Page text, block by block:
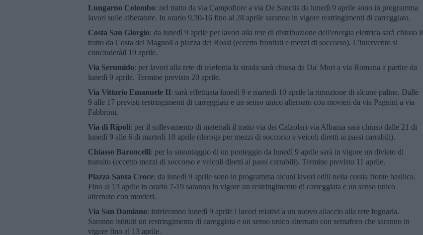
Lungarno Colombo: nel tratto da via Campofiore a via De Sanctis da lunedì 9 aprile sono in programma
lavori sulle alberature. In orario 9.30-16 fino al 28 aprile saranno in vigore restringimenti di carreggiata.
Costa San Giorgio: da lunedì 9 aprile per lavori alla rete di distribuzione dell'energia elettrica sarà chiuso il
tratto da Costa dei Magnoli a piazza dei Rossi (eccetto frontisti e mezzi di soccorso). L'intervento si
concluderàil 19 aprile.
Via Serumido: per lavori alla rete di telefonia la strada sarà chiusa da Da' Mori a via Romana a partire da
lunedì 9 aprile. Termine previsto 20 aprile.
Via Vittorio Emanuele II: sarà effettuata lunedì 9 e martedì 10 aprile la rimozione di alcune paline. Dalle
9 alle 17 previsti restringimenti di carreggiata e un senso unico alternato con movieri da via Pagnini a via
Fabbroni.
Via di Ripoli: per il sollevamento di materiali il tratto via dei Calzolari-via Albania sarà chiuso dalle 21 di
lunedì 9 alle 6 di martedì 10 aprile (deroga per mezzi di soccorso e veicoli diretti ai passi carrabili).
Chiasso Baroncelli: per lo smontaggio di un ponteggio da lunedì 9 aprile sarà in vigore un divieto di
transito (eccetto mezzi di soccorso e veicoli diretti ai passi carrabili). Termine previsto 11 aprile.
Piazza Santa Croce: da lunedì 9 aprile sono in programma alcuni lavori edili nella corsia fronte basilica.
Fino al 13 aprile in orario 7-19 saranno in vigore un restringimento di carreggiata e un senso unico
alternato con movieri.
Via San Damiano: inizieranno lunedì 9 aprile i lavori relativi a un nuovo allaccio alla rete fognaria.
Saranno istituiti un restringimento di careggiata e un senso unico alternato con semaforo che saranno in
vigore fino al 13 aprile.